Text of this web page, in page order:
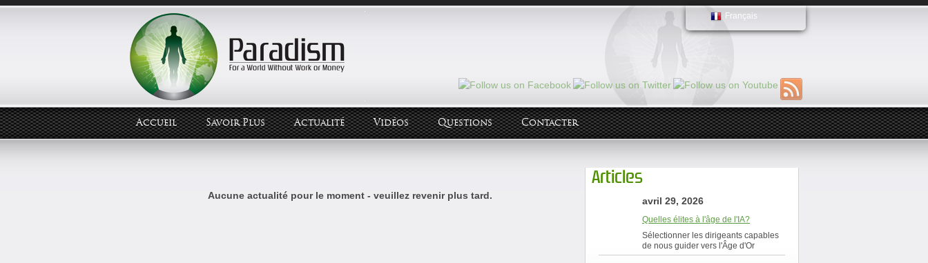
Français
Accueil Savoir Plus Actualité Vidéos Questions Contacter
Aucune actualité pour le moment - veuillez revenir plus tard.
Articles
avril 29, 2026
Quelles élites à l'âge de l'IA?
Sélectionner les dirigeants capables
de nous guider vers l'Âge d'Or